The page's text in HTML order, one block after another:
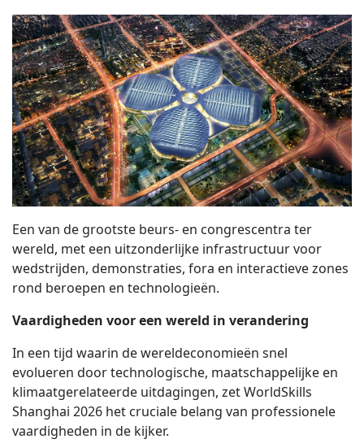
Een van de grootste beurs- en congrescentra ter
wereld, met een uitzonderlijke infrastructuur voor
wedstrijden, demonstraties, fora en interactieve zones
rond beroepen en technologieën.
Vaardigheden voor een wereld in verandering
In een tijd waarin de wereldeconomieën snel
evolueren door technologische, maatschappelijke en
klimaatgerelateerde uitdagingen, zet WorldSkills
Shanghai 2026 het cruciale belang van professionele
vaardigheden in de kijker.